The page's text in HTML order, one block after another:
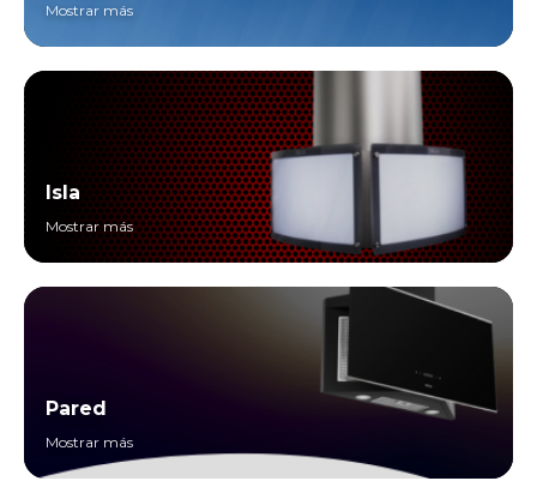
Mostrar más
Isla
Mostrar más
Pared
Mostrar más